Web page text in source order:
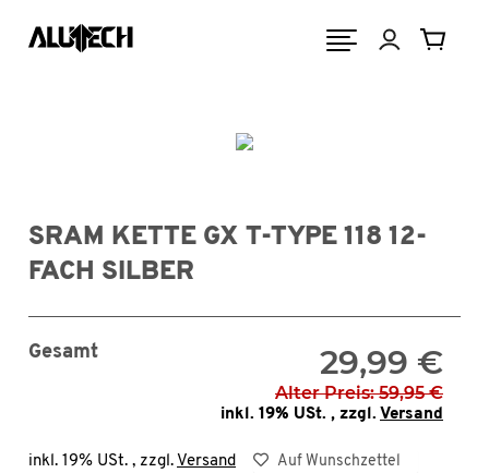
SRAM KETTE GX T-TYPE 118 12-
FACH SILBER
Gesamt 29,99 €
Alter Preis: 59,95 €
inkl. 19% USt. , zzgl. Versand
inkl. 19% USt. , zzgl.Versand Auf Wunschzettel